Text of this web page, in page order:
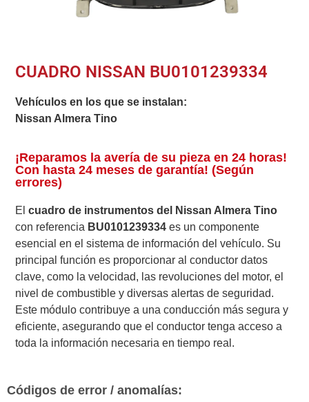
CUADRO NISSAN BU0101239334
Vehículos en los que se instalan:
Nissan Almera Tino
¡Reparamos la avería de su pieza en 24 horas!
Con hasta 24 meses de garantía! (Según
errores)
Elcuadro de instrumentos del Nissan Almera Tino
con referencia BU0101239334 es un componente
esencial en el sistema de información del vehículo. Su
principal función es proporcionar al conductor datos
clave, como la velocidad, las revoluciones del motor, el
nivel de combustible y diversas alertas de seguridad.
Este módulo contribuye a una conducción más segura y
eficiente, asegurando que el conductor tenga acceso a
toda la información necesaria en tiempo real.
Códigos de error / anomalías: